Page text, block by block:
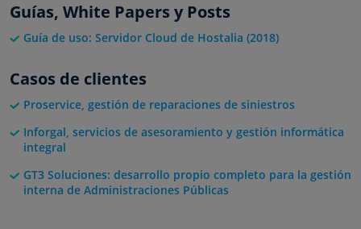
Guías, White Papers y Posts
Guía de uso: Servidor Cloud de Hostalia (2018)
Casos de clientes
Proservice, gestión de reparaciones de siniestros
Inforgal, servicios de asesoramiento y gestión informática
integral
GT3 Soluciones: desarrollo propio completo para la gestión
interna de Administraciones Públicas